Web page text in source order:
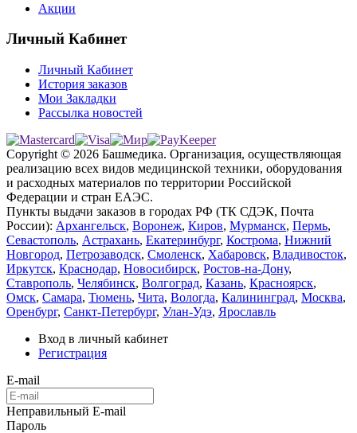
Акции
Личный Кабинет
Личный Кабинет
История заказов
Мои Закладки
Рассылка новостей
Copyright © 2026 Башмедика. Организация, осуществляющая
реализацию всех видов медицинской техники, оборудования
и расходных материалов по территории Российской
Федерации и стран ЕАЭС.
Пункты выдачи заказов в городах РФ (ТК СДЭК, Почта
России): Архангельск, Воронеж, Киров, Мурманск, Пермь,
Севастополь, Астрахань, Екатеринбург, Кострома, Нижний
Новгород, Петрозаводск, Смоленск, Хабаровск, Владивосток,
Иркутск, Краснодар, Новосибирск, Ростов-на-Дону,
Ставрополь, Челябинск, Волгоград, Казань, Красноярск,
Омск, Самара, Тюмень, Чита, Вологда, Калининград, Москва,
Оренбург, Санкт-Петербург, Улан-Удэ, Ярославль
Вход в личный кабинет
Регистрация
E-mail
Неправильный E-mail
Пароль